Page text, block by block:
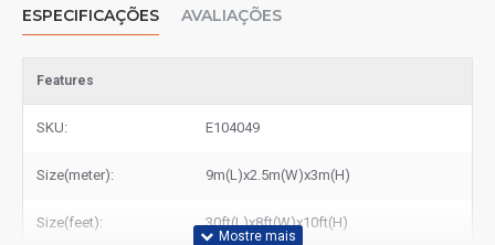
grandes cidades portuguesas.
ESPECIFICAÇÕES AVALIAÇÕES
Features
SKU: E104049
Size(meter): 9m(L)x2.5m(W)x3m(H)
Size(feet): 30ft(L)x8ft(W)x10ft(H)